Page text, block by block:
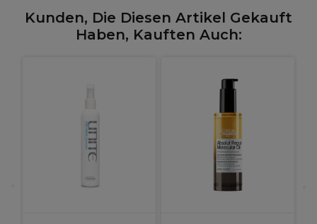
Kunden, Die Diesen Artikel Gekauft
Haben, Kauften Auch: